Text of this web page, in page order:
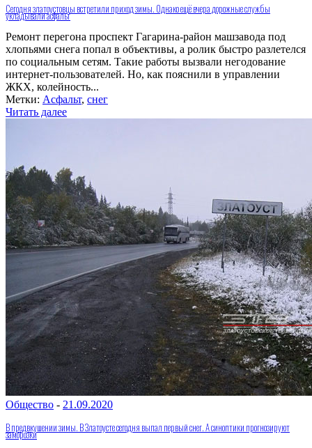
Сегодня златоустовцы встретили приход зимы. Однако ещё вчера дорожные службы
укладывали асфальт
Ремонт перегона проспект Гагарина-район машзавода под
хлопьями снега попал в объективы, а ролик быстро разлетелся
по социальным сетям. Такие работы вызвали негодование
интернет-пользователей. Но, как пояснили в управлении
ЖКХ, колейность...
Метки: Асфальт, снег
Читать далее
Общество - 21.09.2020
В предвкушении зимы. В Златоусте сегодня выпал первый снег. А синоптики прогнозируют
заморозки